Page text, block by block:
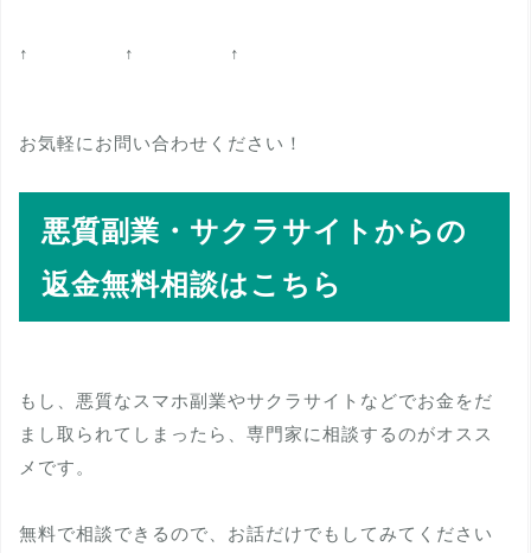
↑ ↑ ↑
お気軽にお問い合わせください！
悪質副業・サクラサイトからの
返金無料相談はこちら
もし、悪質なスマホ副業やサクラサイトなどでお金をだ
まし取られてしまったら、専門家に相談するのがオスス
メです。
無料で相談できるので、お話だけでもしてみてください